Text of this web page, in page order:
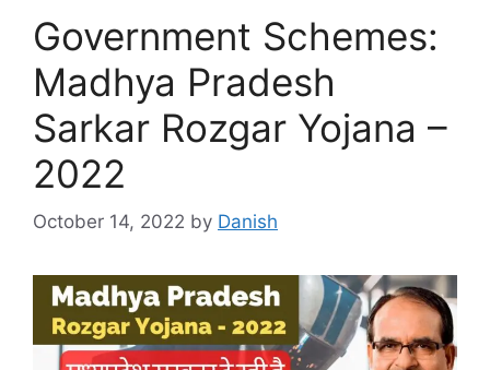
Government Schemes:
Madhya Pradesh
Sarkar Rozgar Yojana –
2022
October 14, 2022 by Danish